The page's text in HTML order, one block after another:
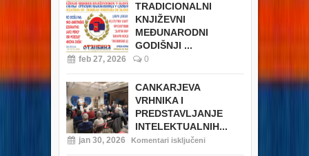
TRADICIONALNI
KNJIŽEVNI
MEĐUNARODNI
GODIŠNJI ...
feb 27, 2026 0
CANKARJEVA
VRHNIKA I
PREDSTAVLJANJE
INTELEKTUALNIH...
jan 30, 2026 Komentari isključeni